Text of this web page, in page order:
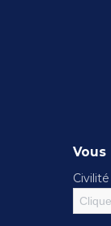
Vous
Civilité